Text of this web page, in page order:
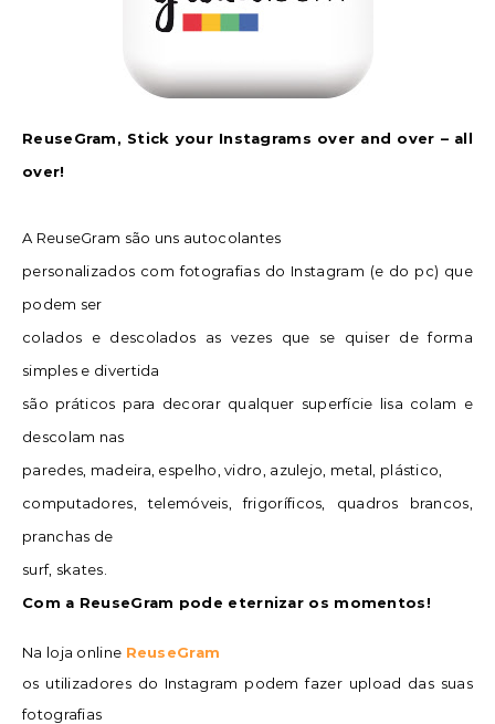
ReuseGram, Stick your Instagrams over and over – all
over!
A ReuseGram são uns autocolantes
personalizados com fotografias do Instagram (e do pc) que
podem ser
colados e descolados as vezes que se quiser de forma
simples e divertida
são práticos para decorar qualquer superfície lisa colam e
descolam nas
paredes, madeira, espelho, vidro, azulejo, metal, plástico,
computadores, telemóveis, frigoríficos, quadros brancos,
pranchas de
surf, skates.
Com a ReuseGram pode eternizar os momentos!
Na loja online ReuseGram
os utilizadores do Instagram podem fazer upload das suas
fotografias